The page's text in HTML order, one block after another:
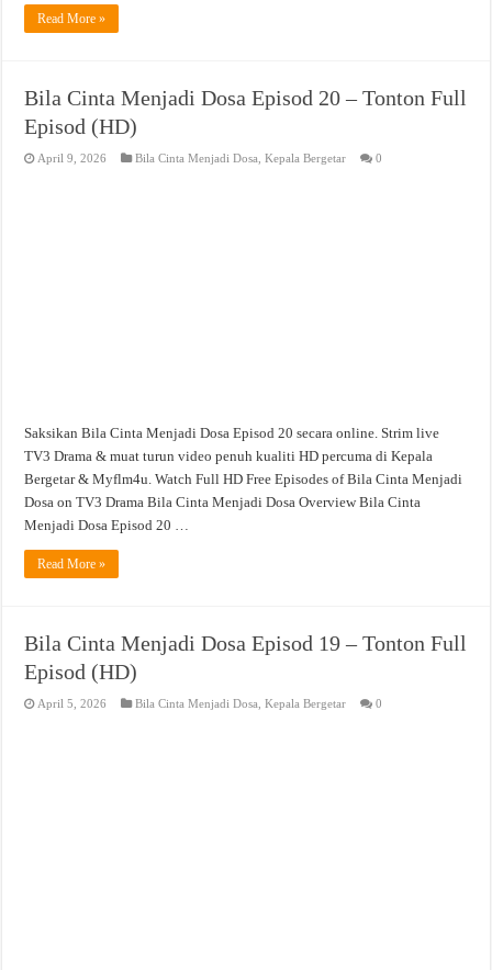
Read More »
Bila Cinta Menjadi Dosa Episod 20 – Tonton Full
Episod (HD)
April 9, 2026 Bila Cinta Menjadi Dosa ,Kepala Bergetar 0
Saksikan Bila Cinta Menjadi Dosa Episod 20 secara online. Strim live
TV3 Drama & muat turun video penuh kualiti HD percuma di Kepala
Bergetar & Myflm4u. Watch Full HD Free Episodes of Bila Cinta Menjadi
Dosa on TV3 Drama Bila Cinta Menjadi Dosa Overview Bila Cinta
Menjadi Dosa Episod 20 …
Read More »
Bila Cinta Menjadi Dosa Episod 19 – Tonton Full
Episod (HD)
April 5, 2026 Bila Cinta Menjadi Dosa,Kepala Bergetar 0